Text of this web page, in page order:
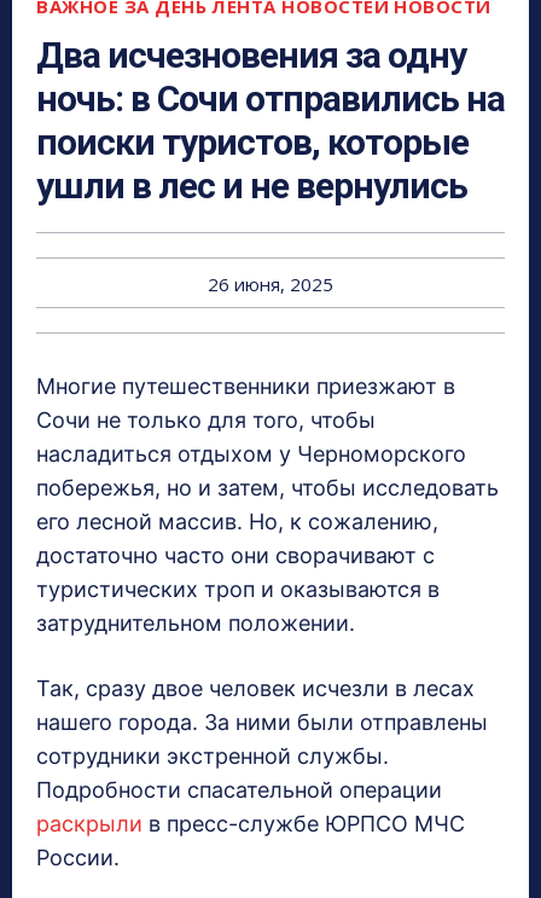
ВАЖНОЕ ЗА ДЕНЬ ЛЕНТА НОВОСТЕЙ НОВОСТИ
Два исчезновения за одну
ночь: в Сочи отправились на
поиски туристов, которые
ушли в лес и не вернулись
26 июня, 2025
Многие путешественники приезжают в
Сочи не только для того, чтобы
насладиться отдыхом у Черноморского
побережья, но и затем, чтобы исследовать
его лесной массив. Но, к сожалению,
достаточно часто они сворачивают с
туристических троп и оказываются в
затруднительном положении.
Так, сразу двое человек исчезли в лесах
нашего города. За ними были отправлены
сотрудники экстренной службы.
Подробности спасательной операции
раскрыли в пресс-службе ЮРПСО МЧС
России.